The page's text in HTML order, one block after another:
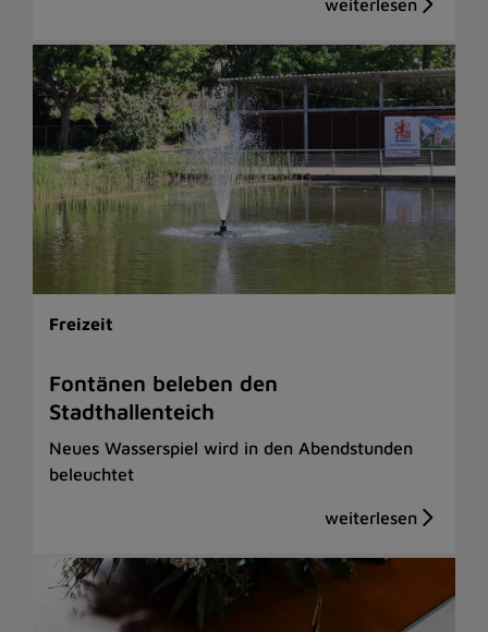
Freizeit
Fontänen beleben den
Stadthallenteich
Neues Wasserspiel wird in den Abendstunden
beleuchtet